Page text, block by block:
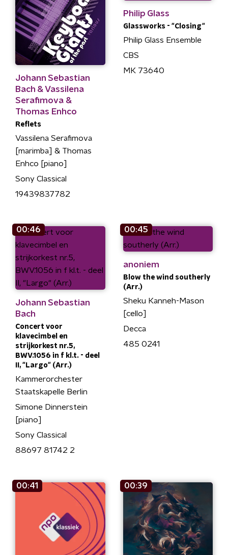
Johann Sebastian
Bach & Vassilena
Serafimova &
Thomas Enhco
Reflets
Vassilena Serafimova
[marimba] & Thomas
Enhco [piano]
Sony Classical
19439837782
Philip Glass
Glassworks - "Closing"
Philip Glass Ensemble
CBS
MK 73640
00:46
Johann Sebastian
Bach
Concert voor
klavecimbel en
strijkorkest nr.5,
BWV.1056 in f kl.t. - deel
II, "Largo" (Arr.)
Kammerorchester
Staatskapelle Berlin
Simone Dinnerstein
[piano]
Sony Classical
88697 81742 2
00:45
anoniem
Blow the wind southerly
(Arr.)
Sheku Kanneh-Mason
[cello]
Decca
485 0241
00:41 00:39